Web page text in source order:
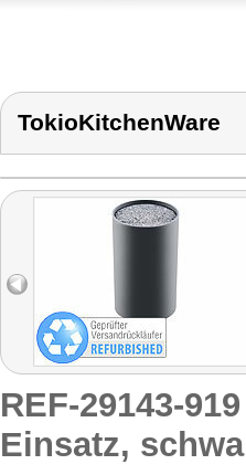
TokioKitchenWare
REF-29143-
Einsatz,